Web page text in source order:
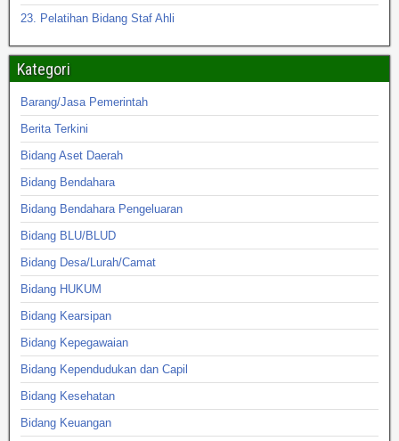
23. Pelatihan Bidang Staf Ahli
Kategori
Barang/Jasa Pemerintah
Berita Terkini
Bidang Aset Daerah
Bidang Bendahara
Bidang Bendahara Pengeluaran
Bidang BLU/BLUD
Bidang Desa/Lurah/Camat
Bidang HUKUM
Bidang Kearsipan
Bidang Kepegawaian
Bidang Kependudukan dan Capil
Bidang Kesehatan
Bidang Keuangan